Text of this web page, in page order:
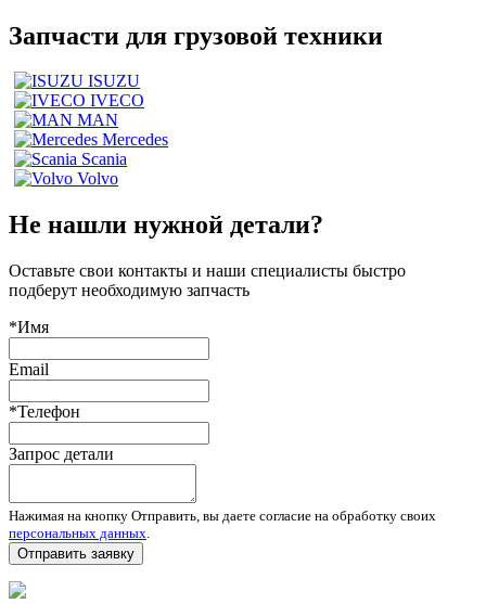
Запчасти для грузовой техники
ISUZU
IVECO
MAN
Mercedes
Scania
Volvo
Не нашли нужной детали?
Оставьте свои контакты и наши специалисты быстро
подберут необходимую запчасть
*Имя
Email
*Телефон
Запрос детали
Нажимая на кнопку Отправить, вы даете согласие на обработку своих
персональных данных.
Отправить заявку